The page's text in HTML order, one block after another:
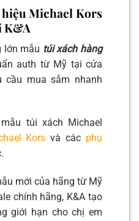
Michael Kors
K&A
lớn mẫu túi xách hàng
auth từ Mỹ tại cửa
cầu mua sắm nhanh
túi xách Michael
Kors và các phụ
mới của hãng từ Mỹ
chính hãng, K&A tạo
giới hạn cho chị em